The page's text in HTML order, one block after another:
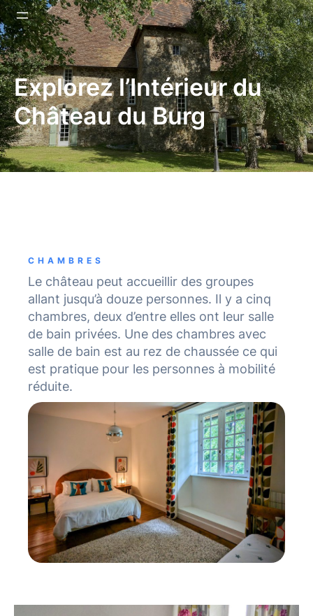
Explorez l’Intérieur du
Château du Burg
CHAMBRES
Le château peut accueillir des groupes
allant jusqu’à douze personnes. Il y a cinq
chambres, deux d’entre elles ont leur salle
de bain privées. Une des chambres avec
salle de bain est au rez de chaussée ce qui
est pratique pour les personnes à mobilité
réduite.